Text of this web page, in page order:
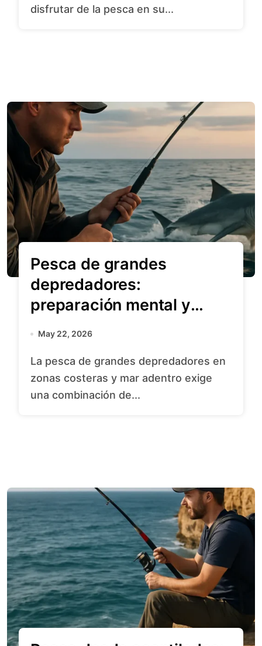
disfrutar de la pesca en su...
Pesca de grandes
depredadores:
preparación mental y
técnica
May 22, 2026
La pesca de grandes depredadores en
zonas costeras y mar adentro exige
una combinación de...